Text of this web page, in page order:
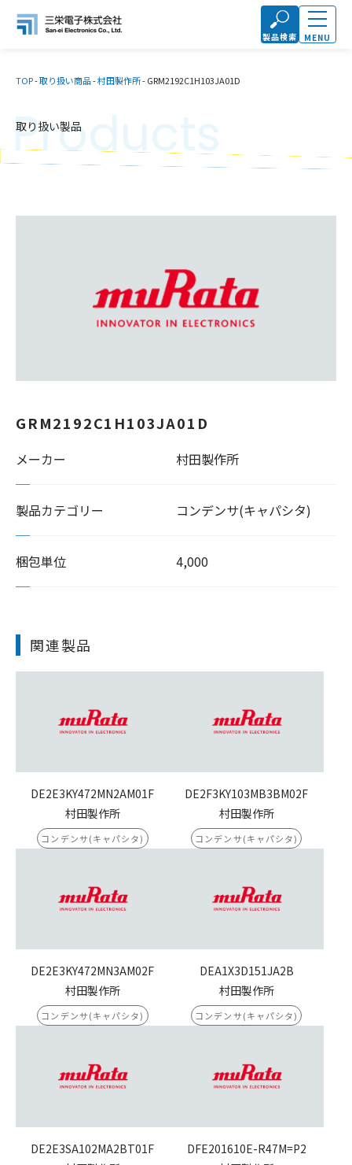
製品検索 MENU
TOP-取り扱い商品-村田製作所-GRM2192C1H103JA01D
取り扱い製品
Products
GRM2192C1H103JA01D
メーカー 村田製作所
製品カテゴリー コンデンサ(キャパシタ)
梱包単位 4,000
関連製品
DE2E3KY472MN2AM01F
村田製作所
コンデンサ(キャパシタ)
DE2F3KY103MB3BM02F
村田製作所
コンデンサ(キャパシタ)
DE2E3KY472MN3AM02F
村田製作所
コンデンサ(キャパシタ)
DEA1X3D151JA2B
村田製作所
コンデンサ(キャパシタ)
DE2E3SA102MA2BT01F
DFE201610E-R47M=P2